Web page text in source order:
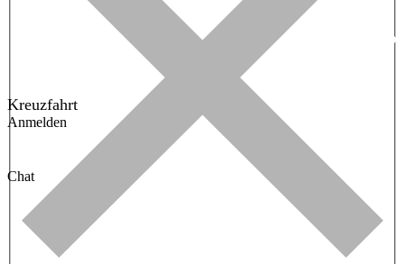
Kreuzfahrt
Anmelden
Chat